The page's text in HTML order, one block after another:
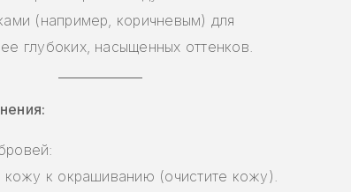
(например, коричневым) для
глубоких, насыщенных оттенков.
кожу к окрашиванию (очистите кожу).